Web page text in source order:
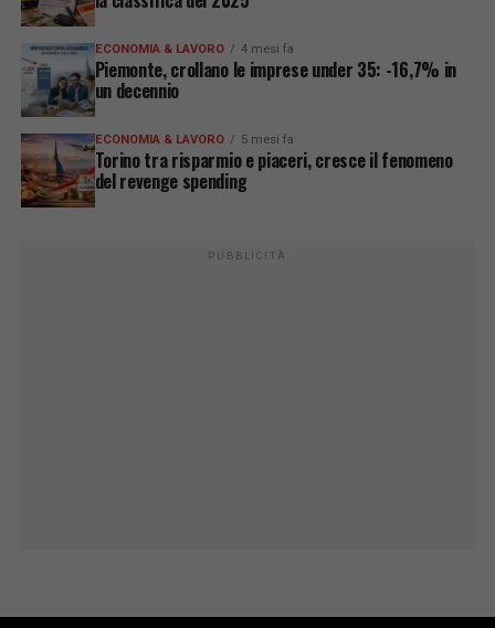
ECONOMIA & LAVORO 4 mesi fa
Piemonte, crollano le imprese under 35: -16,7% in
un decennio
ECONOMIA & LAVORO 5 mesi fa
Torino tra risparmio e piaceri, cresce il fenomeno
del revenge spending
PUBBLICITÀ